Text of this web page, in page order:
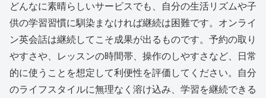
どんなに素晴らしいサービスでも、自分の生活リズムや子
供の学習習慣に馴染まなければ継続は困難です。オンライ
ン英会話は継続してこそ成果が出るものです。予約の取り
やすさや、レッスンの時間帯、操作のしやすさなど、日常
的に使うことを想定して利便性を評価してください。自分
のライフスタイルに無理なく溶け込み、学習を継続できる